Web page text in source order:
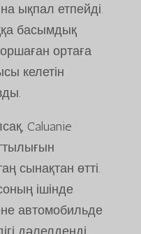
ықпал етпейді.
басымдық
ортаға
келетін
Caluanie
сынақтан өтті.
ішінде
автомобильде